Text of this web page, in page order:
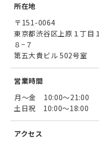
所在地
〒151-0064
東京都渋谷区上原１丁目１
８−７
第五大貴ビル 502号室
営業時間
月〜金 10:00〜21:00
土日祝 10:00〜18:00
アクセス